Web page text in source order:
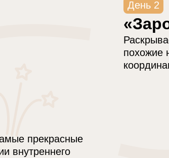
прекрасные
внутреннего
День 2
похожие